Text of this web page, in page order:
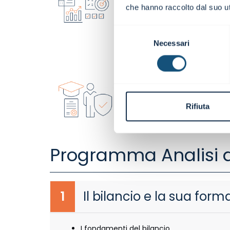
che hanno raccolto dal suo
Necessari
Rifiuta
I partecipanti costruiscono
Attestato di
I partecipanti ricevono un
Programma Analisi
1 Il bilancio e la sua